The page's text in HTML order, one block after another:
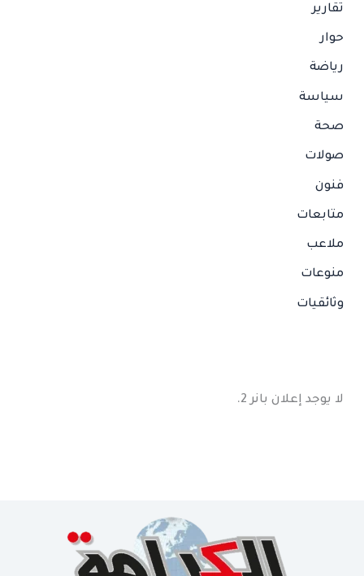
تقارير
حوار
رياضة
سياسة
صحة
صولات
فنون
متابعات
ملاعب
منوعات
وثائقيات
لا يوجد إعلان بانر 2.